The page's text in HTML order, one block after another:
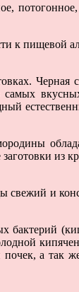
к пищевой
из
свежий и
бактерий
а так